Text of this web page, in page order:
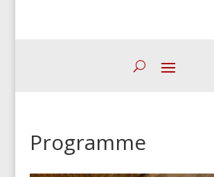
Programme